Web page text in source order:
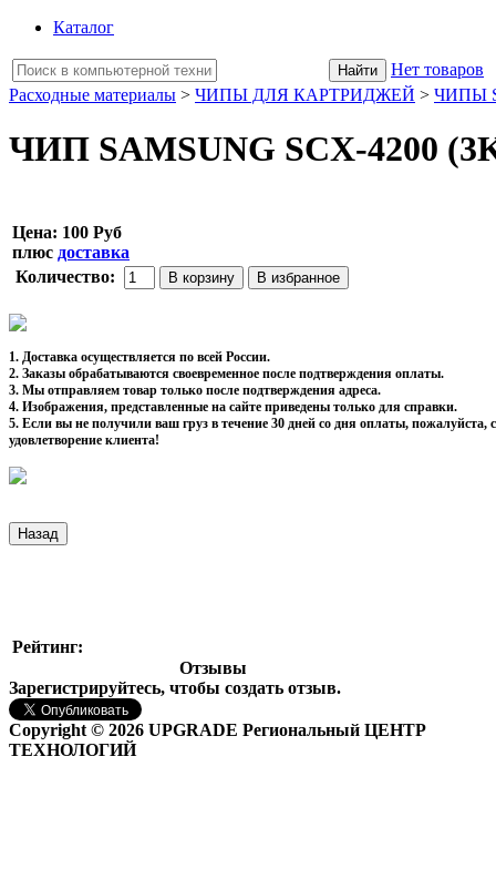
Каталог
Нет товаров
Расходные материалы > ЧИПЫ ДЛЯ КАРТРИДЖЕЙ > ЧИПЫ
ЧИП SAMSUNG SCX-4200
Цена: 100 Руб
плюс доставка
Количество:
1. Доставка осуществляется по всей России.
2. Заказы обрабатываются своевременное после подтверждения оплаты.
3. Мы отправляем товар только после подтверждения адреса.
4. Изображения, представленные на сайте приведены только для справки.
5. Если вы не получили ваш груз в течение 30 дней со дня оплаты,
удовлетворение клиента!
Рейтинг:
Отзывы
Зарегистрируйтесь, чтобы создать отзыв.
Copyright © 2026 UPGRADE Региональный ЦЕНТР
ТЕХНОЛОГИЙ